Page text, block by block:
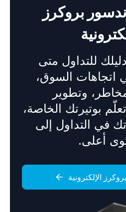
بروكرز
للتداول متى
اتجاهات السوق،
وتطوير
بوتيرتك الخاصة،
في التداول إلى
أعلى.
الإلكترونية